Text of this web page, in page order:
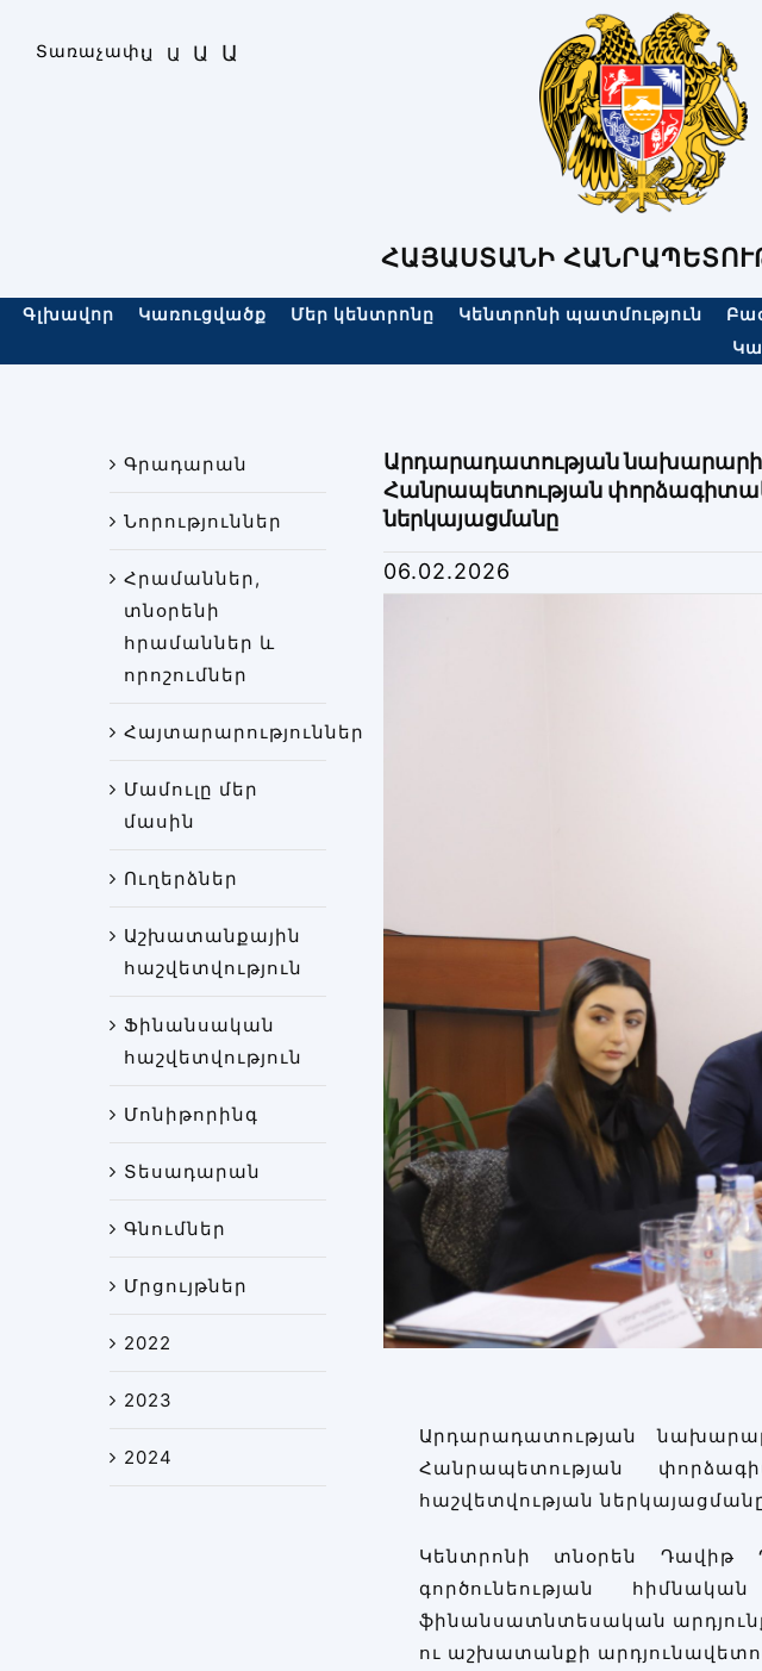
Տառաչափ։Ա Ա Ա Ա
ՀԱՅԱՍՏԱՆԻ
Գլխավոր Կառուցվածք Մեր կենտրոնը Կենտրոնի պատմություն
Գրադարան
Նորություններ
Հրամաններ,
տնօրենի
հրամաններ և
որոշումներ
Հայտարարություններ
Մամուլը մեր
մասին
Ուղերձներ
Աշխատանքային
հաշվետվություն
Ֆինանսական
հաշվետվություն
Մոնիթորինգ
Տեսադարան
Գնումներ
Մրցույթներ
2022
2023
2024
Արդարադատության նախարարի
Հանրապետության
ներկայացմանը
06.02.2026
Արդարադատության
Հանրապետության
հաշվետվության
Կենտրոնի տնօրեն Դավիթ
գործունեության
ֆինանսատնտեսական
ու աշխատանքի